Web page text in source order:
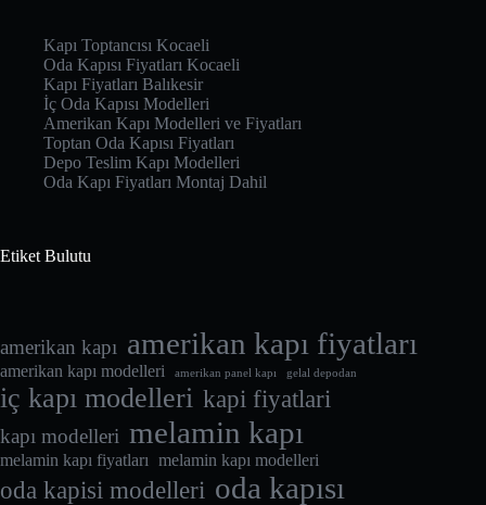
Kapı Toptancısı Kocaeli
Oda Kapısı Fiyatları Kocaeli
Kapı Fiyatları Balıkesir
İç Oda Kapısı Modelleri
Amerikan Kapı Modelleri ve Fiyatları
Toptan Oda Kapısı Fiyatları
Depo Teslim Kapı Modelleri
Oda Kapı Fiyatları Montaj Dahil
Etiket Bulutu
amerikan kapı amerikan kapı fiyatları
amerikan kapı modelleri amerikan panel kapı gelal depodan
iç kapı modelleri kapi fiyatlari
kapı modelleri melamin kapı
melamin kapı fiyatları melamin kapı modelleri
oda kapisi modelleri oda kapısı